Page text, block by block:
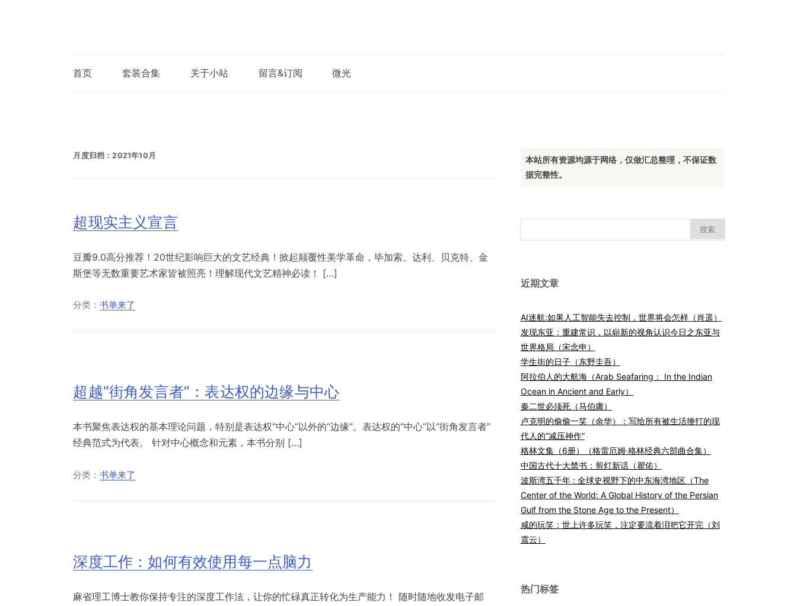
首页 套装合集 关于小站 留言&订阅 微光
月度归档：2021年10月
超现实主义宣言
豆瓣9.0高分推荐！20世纪影响巨大的文艺经典！掀起颠覆性美学革命，毕加索、达利、贝克特、金
斯堡等无数重要艺术家皆被照亮！理解现代文艺精神必读！ […]
分类：书单来了
超越“街角发言者”：表达权的边缘与中心
本书聚焦表达权的基本理论问题，特别是表达权“中心”以外的“边缘”。表达权的“中心”以“街角发言者”
经典范式为代表。 针对中心概念和元素，本书分别 […]
分类：书单来了
深度工作：如何有效使用每一点脑力
麻省理工博士教你保持专注的深度工作法，让你的忙碌真正转化为生产能力！ 随时随地收发电子邮
本站所有资源均源于网络，仅做汇总整理，不保证数
据完整性。
索：
近期文章
AI迷航:如果人工智能失去控制，世界将会怎样（肖遥）
发现东亚：重建常识，以崭新的视角认识今日之东亚与
世界格局（宋念申）
学生街的日子（东野圭吾）
阿拉伯人的大航海（Arab Seafaring： In the Indian
Ocean in Ancient and Early）
秦二世必须死（马伯庸）
卢克明的偷偷一笑（余华）：写给所有被生活捶打的现
代人的“减压神作”
格林文集（6册）（格雷厄姆·格林经典六部曲合集）
中国古代十大禁书：剪灯新话（瞿佑）
波斯湾五千年 : 全球史视野下的中东海湾地区（The
Center of the World: A Global History of the Persian
Gulf from the Stone Age to the Present）
咸的玩笑：世上许多玩笑，注定要流着泪把它开完（刘
震云）
热门标签